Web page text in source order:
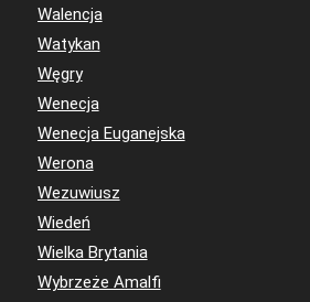
Walencja
Watykan
Węgry
Wenecja
Wenecja Euganejska
Werona
Wezuwiusz
Wiedeń
Wielka Brytania
Wybrzeże Amalfi